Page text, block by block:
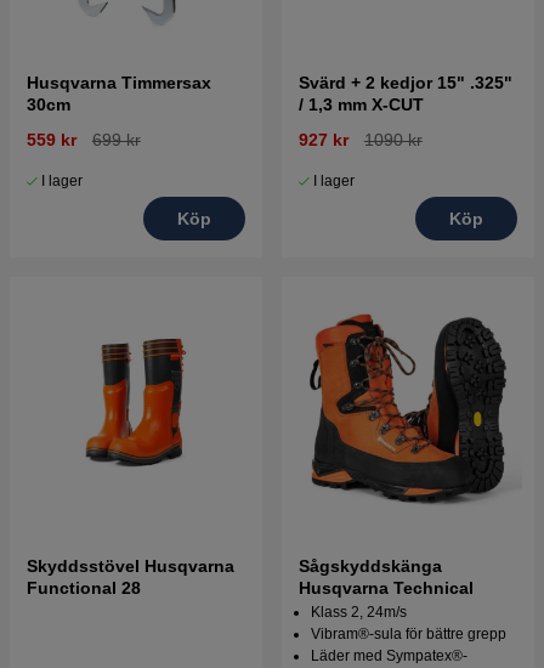
Husqvarna Timmersax
30cm
559 kr
699 kr
I lager
Köp
Svärd + 2 kedjor 15" .325"
/ 1,3 mm X-CUT
927 kr
1090 kr
I lager
Köp
Skyddsstövel Husqvarna
Functional 28
Sågskyddskänga
Husqvarna Technical
Klass 2, 24m/s
Vibram®-sula för bättre grepp
Läder med Sympatex®-